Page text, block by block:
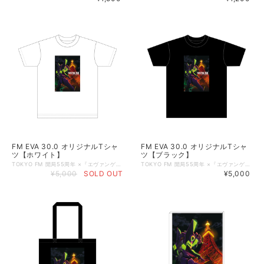
FM EVA 30.0 オリジナルTシャ
ツ【ホワイト】
TOKYO FM 開局55周年 ×『エヴァンゲリオン』30周年記念プロジェクトとしてお届けしている「FM EVA 30.0」の公式番組グッズが完成しました！ 「FM EVA 30.0」のメインビジュアルのオリジナルTシャツが登場。 フロントには、初号機と東京タワーをモチーフにした迫力あるビジュアルを大胆にプリントしています。 夜の東京を背景にしたアートワークも印象的です。 バッグの首元には、『エヴァンゲリオン』30周年記念ロゴとTOKYO FMのロゴがデザインされています。 普段使いもしやすいホワイトとブラックをご用意しました。 番組リスナー必携の一枚です。 こちらは、＜ホワイト＞のオーダーページです。 【商品概要】 ■本体色：ホワイト／ブラック（２色展開） ■サイズ：M,L,XL,XXL ■素材：綿100%（オンス：5.6） ■仕様：ボディ：丸胴仕様 ネック：ダブルステッチ仕様 ■サイズ詳細 Mサイズ： 身丈69cm／身幅52cm／肩幅46cm／袖丈20cm Lサイズ： 身丈73cm／身幅55cm／肩幅50cm／袖丈22cm XLサイズ：身丈77cm／身幅58cm／肩幅54cm／袖丈24cm XXLサイズ：身丈81cm／身幅63cm／肩幅57cm／袖丈25cm ◇掲載商品 ご覧頂いている商品の写真につきましては、イメージ画像となります。 実際の商品と異なる場合がございます。ご了承ください。 ©カラー Licensed by TOKYO TOWER
¥5,000 SOLD OUT
FM EVA 30.0 オリジナルTシャ
ツ【ブラック】
TOKYO FM 開局55周年 ×『エヴァンゲリオン』30周年記念プロジェクトとしてお届けしている「FM EVA 30.0」の公式番組グッズが完成しました！ 「FM EVA 30.0」のメインビジュアルのオリジナルTシャツが登場。 フロントには、初号機と東京タワーをモチーフにした迫力あるビジュアルを大胆にプリントしています。 夜の東京を背景にしたアートワークも印象的です。 バッグの首元には、『エヴァンゲリオン』30周年記念ロゴとTOKYO FMのロゴがデザインされています。 普段使いもしやすいホワイトとブラックをご用意しました。 番組リスナー必携の一枚です。 こちらは、＜ブラック＞のオーダーページです。 【商品概要】 ■本体色：ホワイト／ブラック（２色展開） ■サイズ：M,L,XL,XXL ■素材：綿100%（オンス：5.6） ■仕様：ボディ：丸胴仕様 ネック：ダブルステッチ仕様 ■サイズ詳細 Mサイズ： 身丈69cm／身幅52cm／肩幅46cm／袖丈20cm Lサイズ： 身丈73cm／身幅55cm／肩幅50cm／袖丈22cm XLサイズ：身丈77cm／身幅58cm／肩幅54cm／袖丈24cm XXLサイズ：身丈81cm／身幅63cm／肩幅57cm／袖丈25cm ◇掲載商品 ご覧頂いている商品の写真につきましては、イメージ画像となります。 実際の商品と異なる場合がございます。ご了承ください。 ©カラー Licensed by TOKYO TOWER
¥5,000